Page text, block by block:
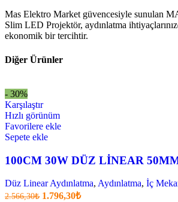
Mas Elektro Market güvencesiyle sunulan
Slim LED Projektör, aydınlatma
ekonomik bir tercihtir.
Diğer Ürünler
- 30%
Karşılaştır
Hızlı görünüm
Favorilere ekle
Sepete ekle
100CM 30W DÜZ LİNEAR
Düz Linear Aydınlatma, Aydınlatma, İç
2.566,30₺ Orijinal
1.796,30₺Şu